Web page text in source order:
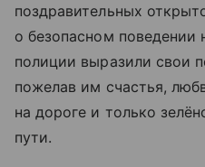
поздравительных
о безопасном поведении
полиции выразили свои
пожелав им счастья,
на дороге и только
пути.